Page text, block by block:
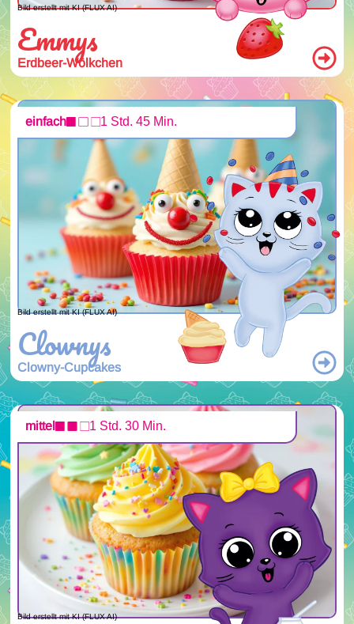
Bild erstellt mit KI (FLUX AI)
Emmys
Erdbeer-Wölkchen
einfach 1 Std. 45 Min.
Bild erstellt mit KI (FLUX AI)
Clownys
Clowny-Cupcakes
mittel 1 Std. 30 Min.
Bild erstellt mit KI (FLUX AI)